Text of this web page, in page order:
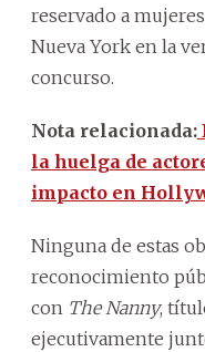
reservado a
Nueva York en la
concurso.
Nota relacionada:
la huelga de
impacto en
Ninguna de estas
reconocimiento
con The Nanny,
ejecutivamente